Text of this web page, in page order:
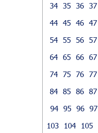
34 35 36 37
44 45 46 47
54 55 56 57
64 65 66 67
74 75 76 77
84 85 86 87
94 95 96 97
103
104 105